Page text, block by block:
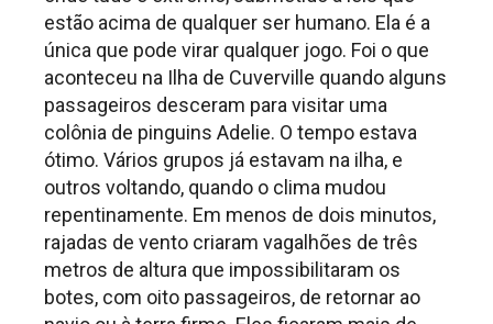
estão acima de qualquer ser humano. Ela é a
única que pode virar qualquer jogo. Foi o que
aconteceu na Ilha de Cuverville quando alguns
passageiros desceram para visitar uma
colônia de pinguins Adelie. O tempo estava
ótimo. Vários grupos já estavam na ilha, e
outros voltando, quando o clima mudou
repentinamente. Em menos de dois minutos,
rajadas de vento criaram vagalhões de três
metros de altura que impossibilitaram os
botes, com oito passageiros, de retornar ao